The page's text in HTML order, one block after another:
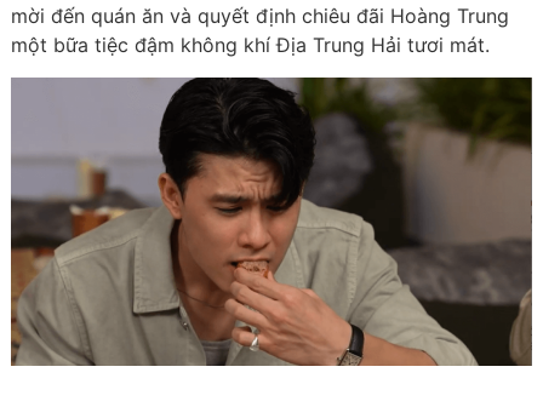
mời đến quán ăn và quyết định chiêu đãi Hoàng Trung
một bữa tiệc đậm không khí Địa Trung Hải tươi mát.